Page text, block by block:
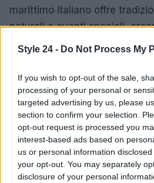
Style 24 - Do Not Process My
If you wish to opt-out of the sale,
processing of your personal or
targeted advertising by us, please
section to confirm your selection.
opt-out request is processed you
interest-based ads based on
us or personal information
your opt-out. You may separately
disclosure of your personal
marittimo italiano offre
naturali e eventi speciali,
perfetta per un inizio d’anno
capodanno da sogno.
AUTORE
Staff